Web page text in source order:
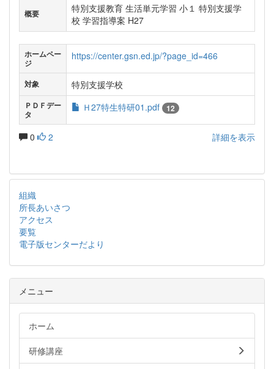
概要
特別支援教育 生活単元学習 小１ 特別支援学
校 学習指導案 H27
ホームペー
ジ
https://center.gsn.ed.jp/?page_id=466
対象 特別支援学校
ＰＤＦデー
タ
Ｈ27特生特研01.pdf 12
0 2 詳細を表示
組織
所長あいさつ
アクセス
要覧
電子版センターだより
メニュー
ホーム
研修講座